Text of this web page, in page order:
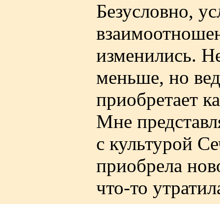
Безусловно,
изменились.
меньше, но
приобретает
Мне
с культурой
приобрела
что-то